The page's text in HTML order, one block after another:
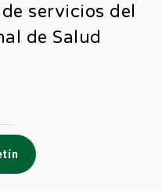
servicios del
de Salud